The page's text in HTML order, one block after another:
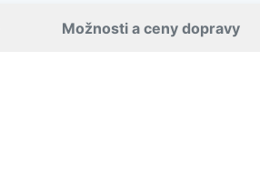
Možnosti a ceny dopravy